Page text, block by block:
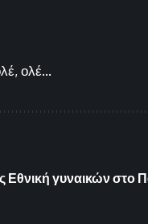
ολέ...
Εθνική γυναικών